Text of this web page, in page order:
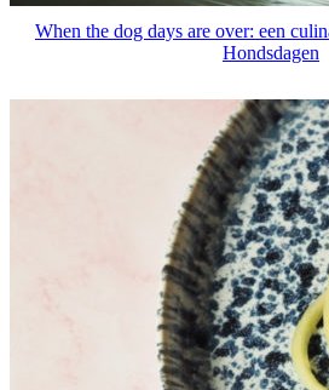
When the dog days are over: een
Hondsdagen